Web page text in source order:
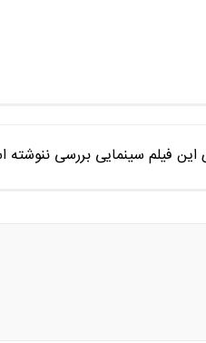
این فیلم سینمایی بررسی